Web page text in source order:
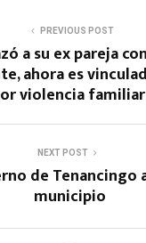
PREVIOUS POST
a su ex pareja
ahora es
violencia familiar
NEXT POST
de Tenancingo
municipio